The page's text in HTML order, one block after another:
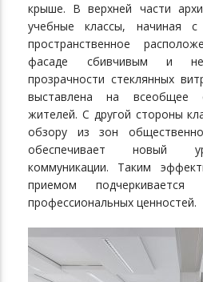
крыше. В верхней части
учебные классы, начиная
пространственное
фасаде сбивчивым и
прозрачности стеклянных
выставлена на всеобщее
жителей. С другой стороны
обзору из зон
обеспечивает новый
коммуникации. Таким
приемом подчеркивается
профессиональных ценностей.